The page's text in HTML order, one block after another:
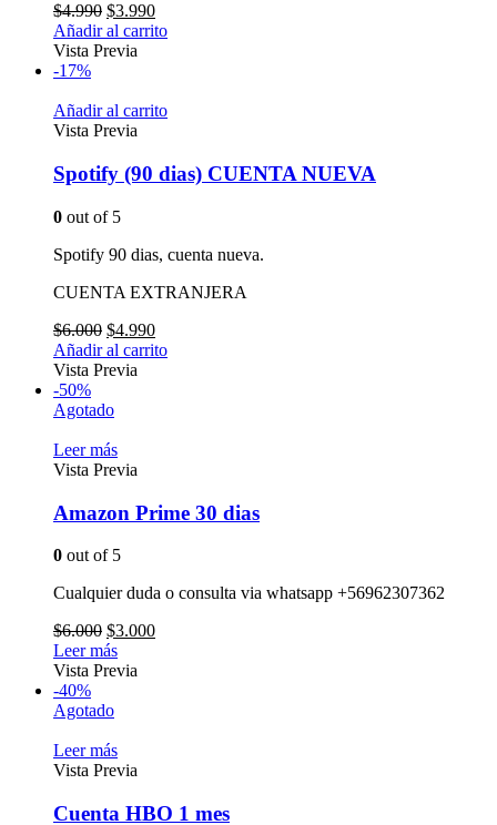
$4.990 $3.990
Añadir al carrito
Vista Previa
-17%
Añadir al carrito
Vista Previa
Spotify (90 dias) CUENTA NUEVA
0 out of 5
Spotify 90 dias, cuenta nueva.
CUENTA EXTRANJERA
$6.000 $4.990
Añadir al carrito
Vista Previa
-50%
Agotado
Leer más
Vista Previa
Amazon Prime 30 dias
0 out of 5
Cualquier duda o consulta via whatsapp +56962307362
$6.000 $3.000
Leer más
Vista Previa
-40%
Agotado
Leer más
Vista Previa
Cuenta HBO 1 mes